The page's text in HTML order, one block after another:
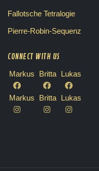
Fallotsche Tetralogie
Pierre-Robin-Sequenz
CONNECT WITH US
Markus Britta Lukas
Markus Britta Lukas